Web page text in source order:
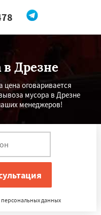
мне
Дрезне
оговаривается
мусора в Дрезне
менеджеров!
данных